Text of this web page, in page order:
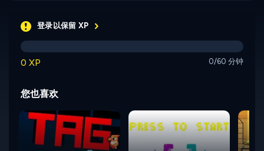
登录以保留 XP
0 XP 0/60 分钟
您也喜欢